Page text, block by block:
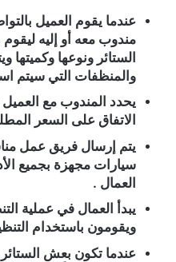
عندما يقوم العميل
مندوب معه أو إليه ليقوم
الستائر ونوعها وكميتها
والمنظفات التي سيتم
يحدد المندوب مع
الاتفاق على السعر
يتم إرسال فريق عمل
سيارات مجهزة بجميع
العمال .
يبدأ العمال في عملية
ويقومون باستخدام
عندما تكون بعش الستائر